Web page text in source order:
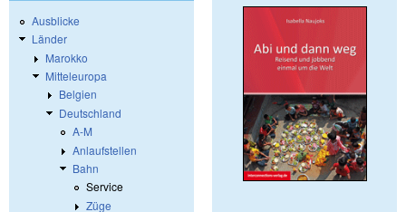
Ausblicke
Länder
Marokko
Mitteleuropa
Belgien
Deutschland
A-M
Anlaufstellen
Bahn
Service
Züge